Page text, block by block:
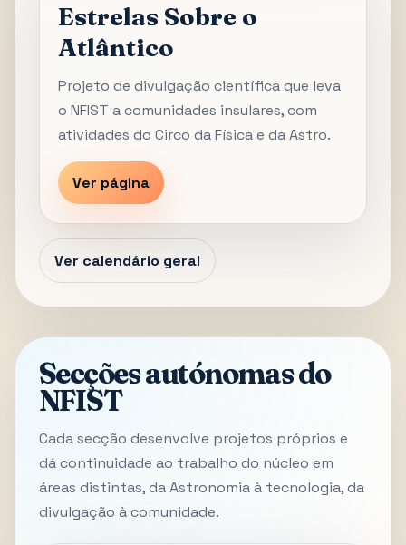
Estrelas Sobre o
Atlântico
Projeto de divulgação científica que leva
o NFIST a comunidades insulares, com
atividades do Circo da Física e da Astro.
Ver página
Ver calendário geral
Secções autónomas do
NFIST
Cada secção desenvolve projetos próprios e
dá continuidade ao trabalho do núcleo em
áreas distintas, da Astronomia à tecnologia, da
divulgação à comunidade.